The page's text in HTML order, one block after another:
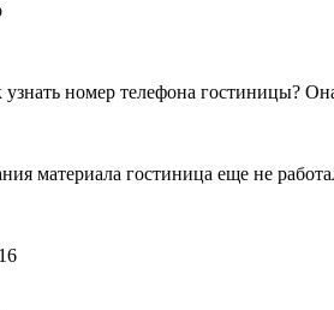
узнать номер телефона гостиницы?
материала гостиница еще не